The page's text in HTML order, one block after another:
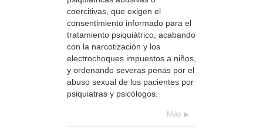
coercitivas, que exigen el
consentimiento informado para el
tratamiento psiquiátrico, acabando
con la narcotización y los
electrochoques impuestos a niños,
y ordenando severas penas por el
abuso sexual de los pacientes por
psiquiatras y psicólogos.
Más